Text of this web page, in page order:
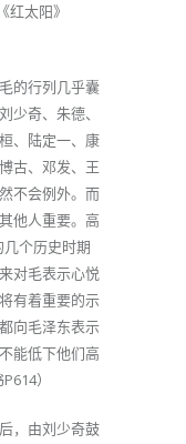
红太阳》
的行列几乎囊
少奇、朱德、
、陆定一、康
古、邓发、王
不会例外。而
他人重要。高
个历史时期
对毛表示心悦
有着重要的示
向毛泽东表示
能低下他们高
）
，由刘少奇鼓